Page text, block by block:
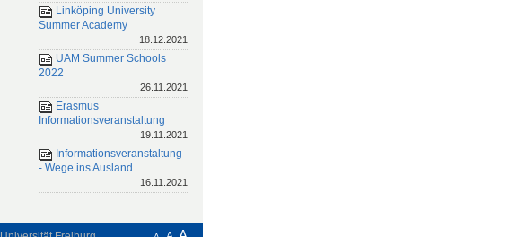
Linköping University
Summer Academy
18.12.2021
UAM Summer Schools
2022
26.11.2021
Erasmus
Informationsveranstaltung
19.11.2021
Informationsveranstaltung
- Wege ins Ausland
16.11.2021